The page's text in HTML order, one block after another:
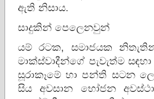
ඇති නිසාය.
සාදුකින් පෙලෙනවුන්
යම් රටක, සමාජයක
මාක්ස්වාදීන්ගේ පැවැත්ම
සූරාකෑමේ හා පන්ති සටන
සිය අවසාන භෝජන